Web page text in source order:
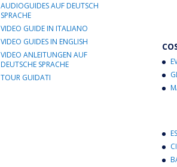
AUDIOGUIDES AUF DEUTSCH
SPRACHE
VIDEO GUIDE IN ITALIANO
VIDEO GUIDES IN ENGLISH
VIDEO ANLEITUNGEN AUF
DEUTSCHE SPRACHE
TOUR GUIDATI